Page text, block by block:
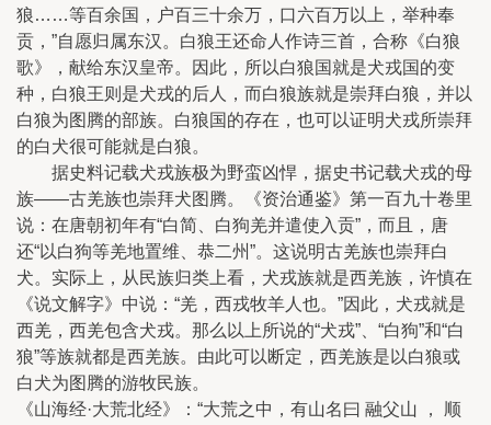
狼……等百余国，户百三十余万，口六百万以上，举种奉
贡，”自愿归属东汉。白狼王还命人作诗三首，合称《白狼
歌》，献给东汉皇帝。因此，所以白狼国就是犬戎国的变
种，白狼王则是犬戎的后人，而白狼族就是崇拜白狼，并以
白狼为图腾的部族。白狼国的存在，也可以证明犬戎所崇拜
的白犬很可能就是白狼。
据史料记载犬戎族极为野蛮凶悍，据史书记载犬戎的母
族——古羌族也崇拜犬图腾。《资治通鉴》第一百九十卷里
说：在唐朝初年有“白简、白狗羌并遣使入贡”，而且，唐
还“以白狗等羌地置维、恭二州”。这说明古羌族也崇拜白
犬。实际上，从民族归类上看，犬戎族就是西羌族，许慎在
《说文解字》中说：“羌，西戎牧羊人也。”因此，犬戎就是
西羌，西羌包含犬戎。那么以上所说的“犬戎”、“白狗”和“白
狼”等族就都是西羌族。由此可以断定，西羌族是以白狼或
白犬为图腾的游牧民族。
《山海经·大荒北经》：“大荒之中，有山名曰 融父山 ， 顺